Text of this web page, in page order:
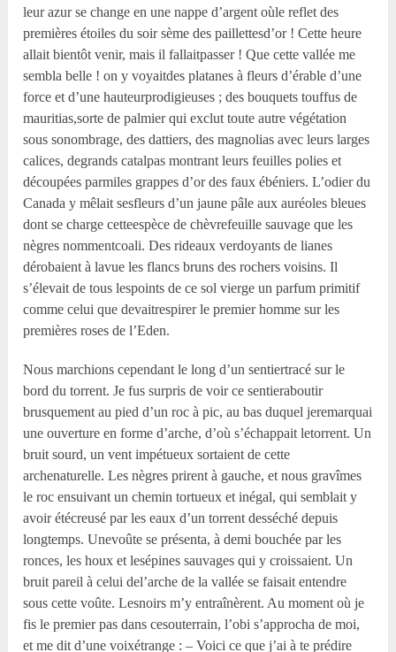
leur azur se change en une nappe d’argent oùle reflet des
premières étoiles du soir sème des paillettesd’or ! Cette heure
allait bientôt venir, mais il fallaitpasser ! Que cette vallée me
sembla belle ! on y voyaitdes platanes à fleurs d’érable d’une
force et d’une hauteurprodigieuses ; des bouquets touffus de
mauritias,sorte de palmier qui exclut toute autre végétation
sous sonombrage, des dattiers, des magnolias avec leurs larges
calices, degrands catalpas montrant leurs feuilles polies et
découpées parmiles grappes d’or des faux ébéniers. L’odier du
Canada y mêlait sesfleurs d’un jaune pâle aux auréoles bleues
dont se charge cetteespèce de chèvrefeuille sauvage que les
nègres nommentcoali. Des rideaux verdoyants de lianes
dérobaient à lavue les flancs bruns des rochers voisins. Il
s’élevait de tous lespoints de ce sol vierge un parfum primitif
comme celui que devaitrespirer le premier homme sur les
premières roses de l’Eden.
Nous marchions cependant le long d’un sentiertracé sur le
bord du torrent. Je fus surpris de voir ce sentieraboutir
brusquement au pied d’un roc à pic, au bas duquel jeremarquai
une ouverture en forme d’arche, d’où s’échappait letorrent. Un
bruit sourd, un vent impétueux sortaient de cette
archenaturelle. Les nègres prirent à gauche, et nous gravîmes
le roc ensuivant un chemin tortueux et inégal, qui semblait y
avoir étécreusé par les eaux d’un torrent desséché depuis
longtemps. Unevoûte se présenta, à demi bouchée par les
ronces, les houx et lesépines sauvages qui y croissaient. Un
bruit pareil à celui del’arche de la vallée se faisait entendre
sous cette voûte. Lesnoirs m’y entraînèrent. Au moment où je
fis le premier pas dans cesouterrain, l’obi s’approcha de moi,
et me dit d’une voixétrange : – Voici ce que j’ai à te prédire